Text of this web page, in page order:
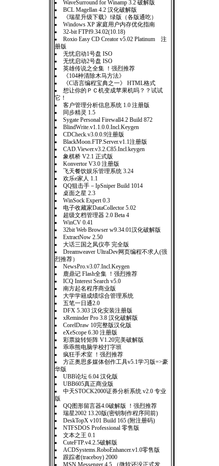
WaveSurround for Winamp 3.2 破解版
BCL Magellan 4.2 汉化破解版
《瑞星升级下载》绿版（各版通吃）
Windows XP 家庭用户内存优化指南
32-bit FTPf9.34.02(10.18)
Roxio Easy CD Creator v5.02 Platinum 注
册版
无忧启动1号盘 ISO
无忧启动2号盘 ISO
英雄传说之全集 ！强烈推荐
《104种清除木马方法》
《C语言编程宝典之一》 HTML格式
想让你的ＰＣ机变成苹果机吗？？试试
它！
客户管理分析信息系统 1.0 注册版
同步精灵 1.5
Sygate Personal Firewall4.2 Build 872
BlindWrite.v1.1.0.0.Incl.Keygen
CDCheck.v3.0.0.9注册版
BlackMoon.FTP.Server.v1.1注册版
CAD.Viewer.v3.2.C85.Incl.keygen
象棋桥 V2.1 正式版
Konvertor V3.0 注册版
飞天餐饮娱乐管理系统 3.24
欢乐e家人 1.1
QQ狙击手－IpSniper Build 1014
桌面之星 2.3
WinSock Expert 0.3
电子收藏家DataCollector 5.02
超级文档管理器 2.0 Beta 4
WinCV 0.41
32bit Web Browser w9.34.01汉化破解版
ExtractNow 2.50
大话三国之凤仪亭 完全版
Dreamweaver UltraDev网页编程不求人(强
烈推荐）
NewsPro.v3.07.Incl.Keygen
鹿鼎记 Flash全集 ！强烈推荐
ICQ Interest Search v5.0
南方起名程序商业版
大学学籍成绩综合管理系统
五笔一日通2.0
DFX 5.303 汉化安装注册版
xReminder Pro 3.8 汉化破解版
CorelDraw 10完整版汉化版
eXeScope 6.30 注册版
彩票旋转矩阵 V1.20完美破解版
乖乖熊电脑学校打字班
疯狂手术室 ！强烈推荐
方正奥思多媒体创作工具v5.1学习版=>豪
华版
UBB论坛 6.04 汉化版
UBB605真正商业版
中天STOCK2000证券分析系统 v2.0 专业
版
QQ图形留言器4.0破解版 ！强烈推荐
瑞星2002 13.20版(密钥制作程序同前)
DeskTopX v101 Build 165 (附注册码)
NTFSDOS Professional 零售版
文本之王 0.1
CuteFTP.v4.2.5破解版
ACDSystems.RoboEnhancer.v1.0零售版
跟踪者(traceboy) 2000
MSN Messenger 4.5 （微软还没正式发